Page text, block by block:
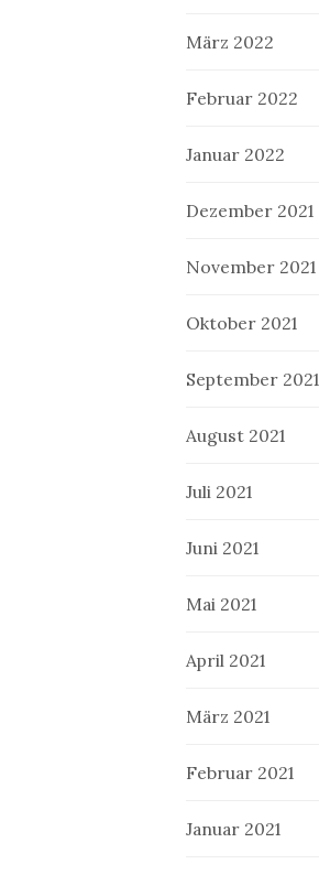
März 2022
Februar 2022
Januar 2022
Dezember 2021
November 2021
Oktober 2021
September 2021
August 2021
Juli 2021
Juni 2021
Mai 2021
April 2021
März 2021
Februar 2021
Januar 2021